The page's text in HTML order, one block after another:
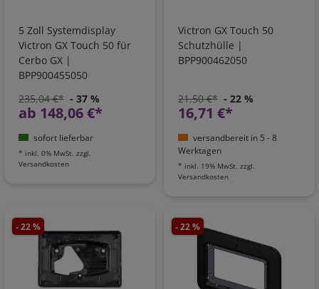
5 Zoll Systemdisplay
Victron GX Touch 50 für
Cerbo GX |
BPP900455050
235,04 €* - 37 %
ab 148,06 €*
sofort lieferbar
* inkl. 0% MwSt. zzgl.
Versandkosten
Victron GX Touch 50
Schutzhülle |
BPP900462050
21,50 €* - 22 %
16,71 €*
versandbereit in 5 - 8
Werktagen
* inkl. 19% MwSt. zzgl.
Versandkosten
- 22 % - 22 %